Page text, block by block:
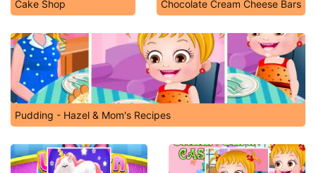
Cake Shop Chocolate Cream Cheese Bars
Pudding - Hazel & Mom's Recipes